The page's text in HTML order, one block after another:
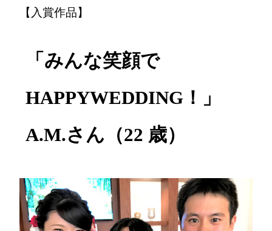
【入賞作品】
「みんな笑顔で
HAPPYWEDDING！」
A.M.さん（22 歳）